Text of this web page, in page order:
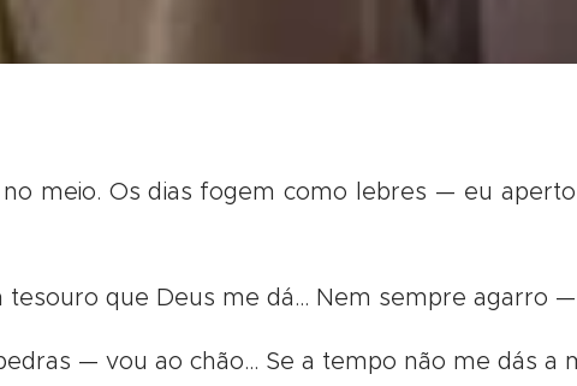
meio. Os dias fogem como lebres — eu
tesouro que Deus me dá… Nem sempre agarro
— vou ao chão… Se a tempo não me dás a